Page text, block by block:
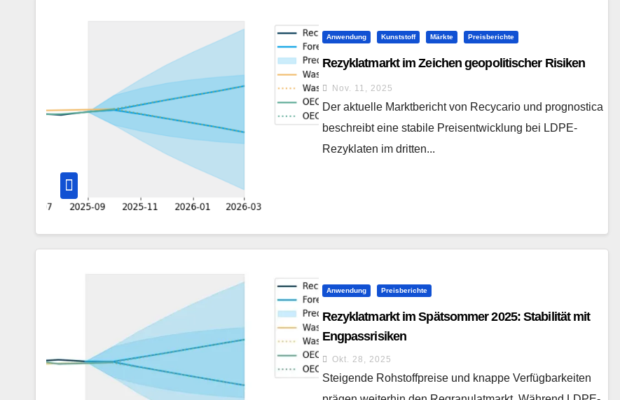
Anwendung Kunststoff Märkte Preisberichte
Rezyklatmarkt im Zeichen geopolitischer Risiken
Nov. 11, 2025
Der aktuelle Marktbericht von Recycario und prognostica
beschreibt eine stabile Preisentwicklung bei LDPE-
Rezyklaten im dritten...
Anwendung Preisberichte
Rezyklatmarkt im Spätsommer 2025: Stabilität mit
Engpassrisiken
Okt. 28, 2025
Steigende Rohstoffpreise und knappe Verfügbarkeiten